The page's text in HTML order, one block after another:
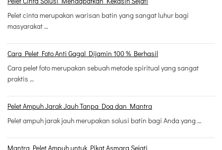
Pelet cinta merupakan warisan batin yang sangat luhur bagi
masyarakat …
Cara Pelet Foto Anti Gagal Dijamin 100 % Berhasil
Cara pelet foto merupakan sebuah metode spiritual yang sangat
praktis …
Pelet Ampuh Jarak Jauh Tanpa Doa dan Mantra
Pelet ampuh jarak jauh merupakan solusi batin bagi Anda yang …
Mantra Pelet Ampuh untuk Pikat Asmara Sejati